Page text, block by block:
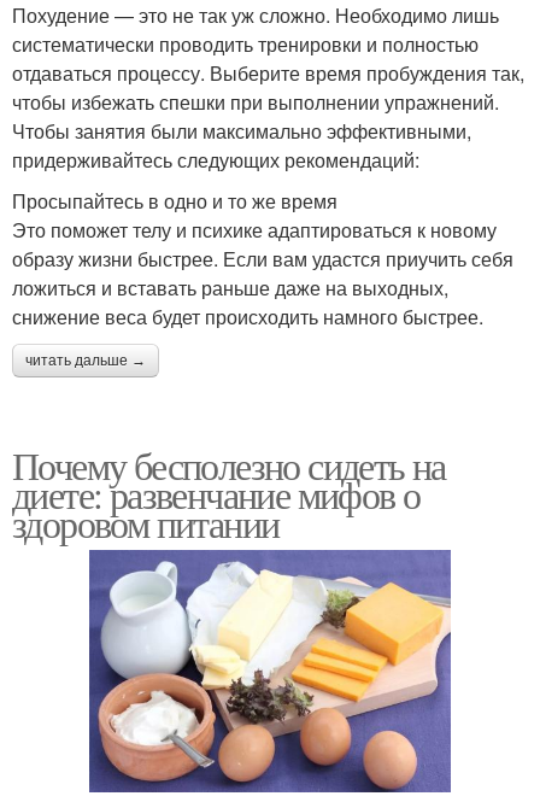
Похудение — это не так уж сложно. Необходимо лишь
систематически проводить тренировки и полностью
отдаваться процессу. Выберите время пробуждения так,
чтобы избежать спешки при выполнении упражнений.
Чтобы занятия были максимально эффективными,
придерживайтесь следующих рекомендаций:
Просыпайтесь в одно и то же время
Это поможет телу и психике адаптироваться к новому
образу жизни быстрее. Если вам удастся приучить себя
ложиться и вставать раньше даже на выходных,
снижение веса будет происходить намного быстрее.
читать дальше →
Почему бесполезно сидеть на
диете: развенчание мифов о
здоровом питании